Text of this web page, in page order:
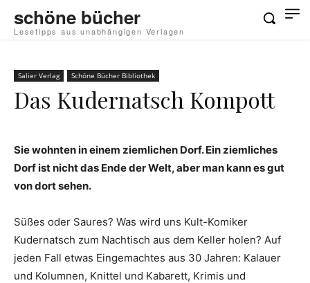
schöne bücher
Lesetipps aus unabhängigen Verlagen
Salier Verlag Schöne Bücher Bibliothek
Das Kudernatsch Kompott
Sie wohnten in einem ziemlichen Dorf. Ein ziemliches
Dorf ist nicht das Ende der Welt, aber man kann es gut
von dort sehen.
Süßes oder Saures? Was wird uns Kult-Komiker
Kudernatsch zum Nachtisch aus dem Keller holen? Auf
jeden Fall etwas Eingemachtes aus 30 Jahren: Kalauer
und Kolumnen, Knittel und Kabarett, Krimis und